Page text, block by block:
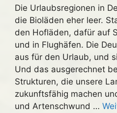
Die Urlaubsregionen in
die Bioläden eher leer.
den Hofläden, dafür auf
und in Flughäfen. Die
aus für den Urlaub, und
Und das ausgerechnet
Strukturen, die unsere
zukunftsfähig machen
und Artenschwund …